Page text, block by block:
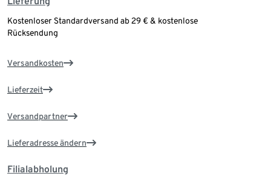
Kostenloser Standardversand ab 29 € & kostenlose
Rücksendung
Versandkosten
Lieferzeit
Versandpartner
Lieferadresse ändern
Filialabholung